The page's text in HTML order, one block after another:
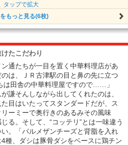
タップで拡大
もっと見る(6枚)
たこだわり
通たちが一目を置く中華料理店があ
は、ＪＲ古津駅の目と鼻の先に立つ
田舎の中華料理屋ですので……」
謙そんしながら出してくれたのは、
目はいたってスタンダードだが、ス
ーミーで奥行きのあるみその風味
る。そして、“コッテリ”とは一味違う
。「パルメザンチーズと背脂を入れ
種、ダシは豚骨ダシをベースに鶏チン